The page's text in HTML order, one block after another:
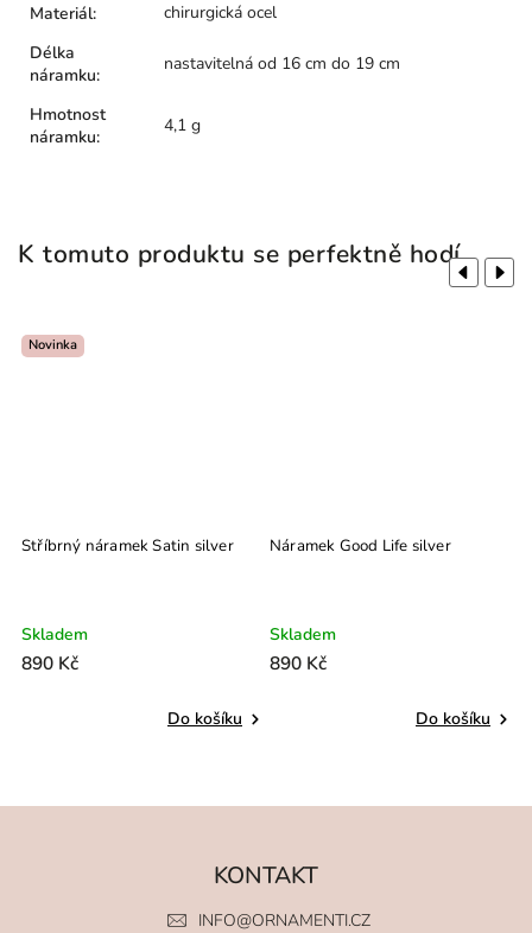
Materiál:
chirurgická ocel
Délka
náramku:
nastavitelná od 16 cm do 19 cm
Hmotnost
náramku:
4,1 g
K tomuto produktu se perfektně hodí
Previous
Novinka
Stříbrný náramek Satin silver
Skladem
890 Kč
Do košíku
Náramek Good Life silver
Skladem
890 Kč
Do košíku
Next
KONTAKT
INFO@ORNAMENTI.CZ